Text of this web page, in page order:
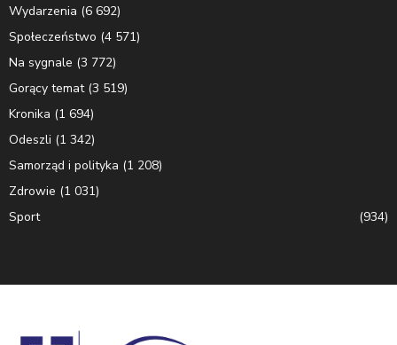
Wydarzenia (6 692)
Społeczeństwo (4 571)
Na sygnale (3 772)
Gorący temat(3 519)
Kronika (1 694)
Odeszli (1 342)
Samorząd i polityka (1 208)
Zdrowie (1 031)
Sport
(934)